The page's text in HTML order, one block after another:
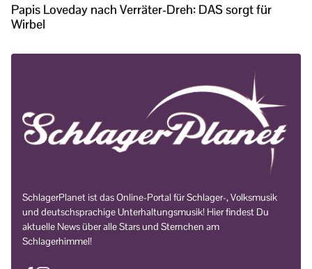
Papis Loveday nach Verräter-Dreh: DAS sorgt für
Wirbel
SchlagerPlanet ist das Online-Portal für Schlager-, Volksmusik
und deutschsprachige Unterhaltungsmusik! Hier findest Du
aktuelle News über alle Stars und Sternchen am
Schlagerhimmel!